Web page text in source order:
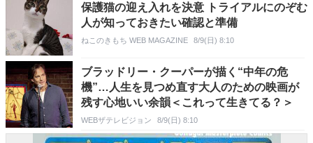
保護猫の迎え入れを決意 トライアルにのぞむ
人が知っておきたい確認と準備
ねこのきもち WEB MAGAZINE 8/9(日) 8:10
ブラッドリー・クーパーが描く“中年の危
機”…人生を見つめ直す大人のための映画が
残す心地いい余韻＜これって生きてる？＞
WEBザテレビジョン 8/9(日) 8:10